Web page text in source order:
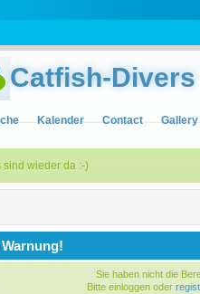
Catfish-Divers
Kalender Contact Gallery
sind wieder da :-)
Warnung!
Sie haben nicht die
Bitte einloggen oder